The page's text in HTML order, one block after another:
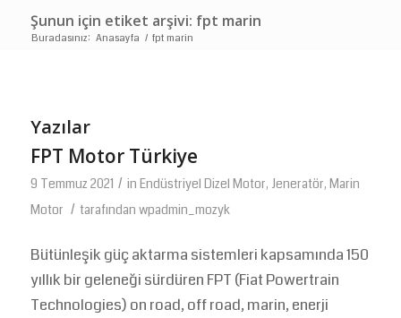
Şunun için etiket arşivi: fpt marin
Buradasınız: Anasayfa / fpt marin
Yazılar
FPT Motor Türkiye
9 Temmuz 2021 / in Endüstriyel Dizel Motor, Jeneratör, Marin
Motor / tarafından wpadmin_mozyk
Bütünleşik güç aktarma sistemleri kapsamında 150
yıllık bir geleneği sürdüren FPT (Fiat Powertrain
Technologies) on road, off road, marin, enerji